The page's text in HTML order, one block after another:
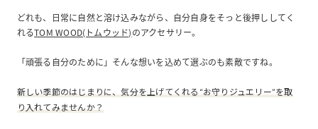
どれも、日常に自然と溶け込みながら、自分自身をそっと後押ししてく
れるTOM WOOD(トムウッド)のアクセサリー。
「頑張る自分のために」そんな想いを込めて選ぶのも素敵ですね。
新しい季節のはじまりに、気分を上げてくれる“お守りジュエリー”を取
り入れてみませんか？